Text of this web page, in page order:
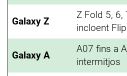
Galaxy Z
Z Fold 5, 6,
incloent
Galaxy A
A07 fins a
intermitjos